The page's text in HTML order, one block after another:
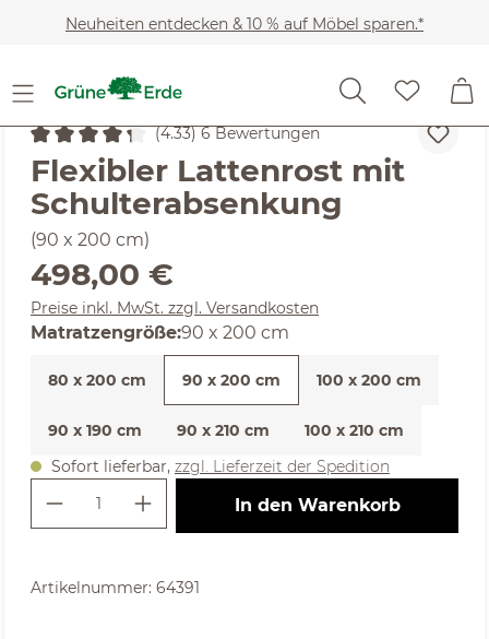
Zum Hauptinhalt springen
Neuheiten entdecken & 10 % auf Möbel sparen.*
Schlafen Lattenroste
Durchschnittliche Bewertung von 4.33 von 5 Sternen
(4.33) 6 Bewertungen
Flexibler Lattenrost mit
Schulterabsenkung
(90 x 200 cm)
Regulärer Preis:
498,00 €
Preise inkl. MwSt. zzgl. Versandkosten
Matratzengrößeauswählen
:90 x 200 cm
80 x 200 cm 90 x 200 cm 100 x 200 cm
90 x 190 cm 90 x 210 cm
100 x 210 cm
Sofort lieferbar, zzgl. Lieferzeit der Spedition
Produkt Anzahl: Gib den
In den Warenkorb
Artikelnummer: 64391